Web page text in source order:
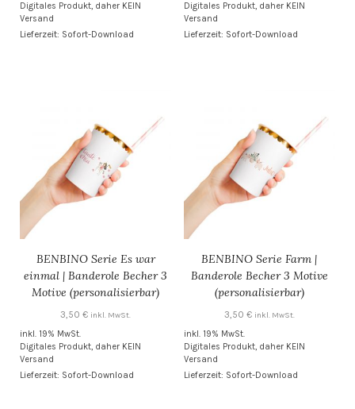
Digitales Produkt, daher KEIN
Versand
Lieferzeit: Sofort-Download
Digitales Produkt, daher KEIN
Versand
Lieferzeit: Sofort-Download
BENBINO Serie Es war
einmal | Banderole Becher 3
Motive (personalisierbar)
3,50€ inkl. MwSt.
inkl. 19% MwSt.
Digitales Produkt, daher KEIN
Versand
Lieferzeit: Sofort-Download
BENBINO Serie Farm |
Banderole Becher 3 Motive
(personalisierbar)
3,50 € inkl. MwSt.
inkl. 19% MwSt.
Digitales Produkt, daher KEIN
Versand
Lieferzeit: Sofort-Download